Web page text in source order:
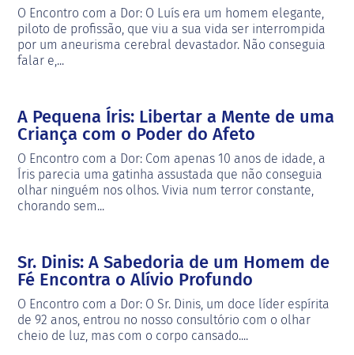
O Encontro com a Dor: O Luís era um homem elegante,
piloto de profissão, que viu a sua vida ser interrompida
por um aneurisma cerebral devastador. Não conseguia
falar e,...
A Pequena Íris: Libertar a Mente de uma
Criança com o Poder do Afeto
O Encontro com a Dor: Com apenas 10 anos de idade, a
Íris parecia uma gatinha assustada que não conseguia
olhar ninguém nos olhos. Vivia num terror constante,
chorando sem...
Sr. Dinis: A Sabedoria de um Homem de
Fé Encontra o Alívio Profundo
O Encontro com a Dor: O Sr. Dinis, um doce líder espírita
de 92 anos, entrou no nosso consultório com o olhar
cheio de luz, mas com o corpo cansado....